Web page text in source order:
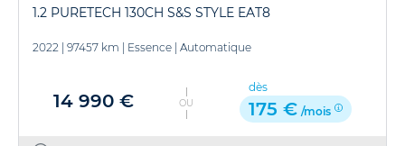
1.2 PURETECH 130CH S&S STYLE EAT8
2022 | 97457 km | Essence | Automatique
14 990 € OU
dès
175 € /mois